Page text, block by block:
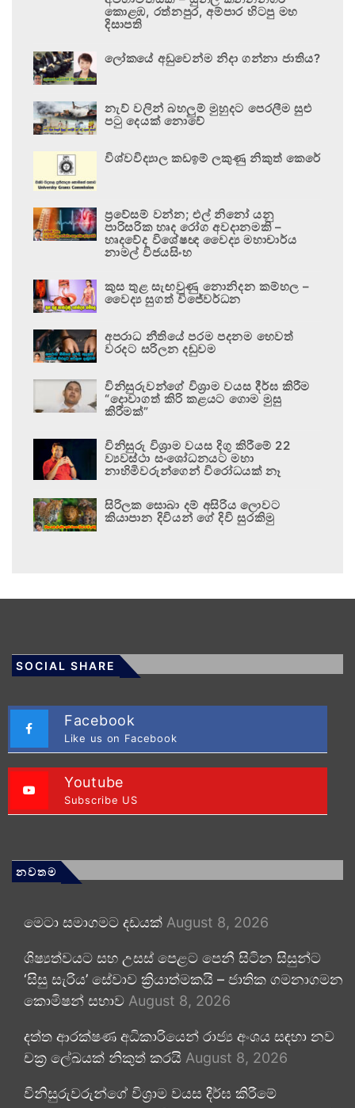
කොළඹ, රත්නපුර, අම්පාර හිටපු මහ
දිසාපති
ලෝකයේ අඩුවෙන්ම නිදා ගන්නා ජාතිය?
නැව් වලින් බහලුම් මුහුදට පෙරලීම සුළු
පටු දෙයක් නොවේ
විශ්වවිද්‍යාල කඩඉම් ලකුණු නිකුත් කෙරේ
ප්‍රවේසම් වන්න; එල් නිනෝ යනු
පාරිසරික හෘද රෝග අවදානමකි –
හෘදවේද විශේෂඥ වෛද්‍ය මහාචාර්ය
නාමල් විජයසිංහ
කුස තුළ සැඟවුණු නොනිදන කම්හල –
වෛද්‍ය සුගත් විජේවර්ධන
අපරාධ නීතියේ පරම පදනම හෙවත්
වරදට සරිලන දඬුවම
විනිසුරුවන්ගේ විශ්‍රාම වයස දීර්ඝ කිරීම
“දොවාගත් කිරි කළයට ගොම මුසු
කිරීමක්”
විනිසුරු විශ්‍රාම වයස දිගු කිරීමේ 22
ව්‍යවස්ථා සංශෝධනයට මහා
නාහිමිවරුන්ගෙන් විරෝධයක් නෑ
සිරිලක සොබා දම් අසිරිය ලොවට
කියාපාන දිවියන් ගේ දිවි සුරකිමු
SOCIAL SHARE
Facebook
Like us on Facebook
Youtube
Subscribe US
නවතම
මෙටා සමාගමට දඩයක් August 8, 2026
ශිෂ්‍යත්වයට සහ උසස් පෙළට පෙනී සිටින සිසුන්ට
‘සිසු සැරිය’ සේවාව ක්‍රියාත්මකයි – ජාතික ගමනාගමන
කොමිෂන් සභාව August 8, 2026
දත්ත ආරක්ෂණ අධිකාරියෙන් රාජ්‍ය අංශය සඳහා නව
චක්‍ර ලේඛයක් නිකුත් කරයි August 8, 2026
විනිසුරුවරුන්ගේ විශ්‍රාම වයස දීර්ඝ කිරීමේ